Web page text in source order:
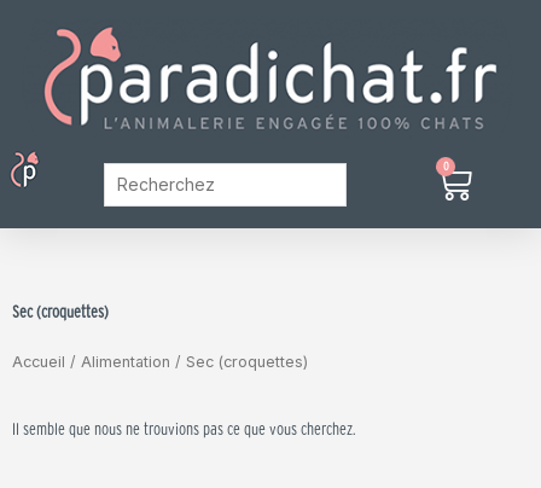
contenu
Menu 0
Panier
Sec (croquettes)
Accueil / Alimentation / Sec (croquettes)
Il semble que nous ne trouvions pas ce que vous cherchez.